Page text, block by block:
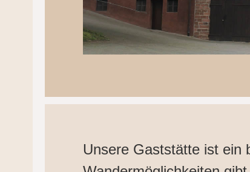
Unsere Gaststätte ist ein